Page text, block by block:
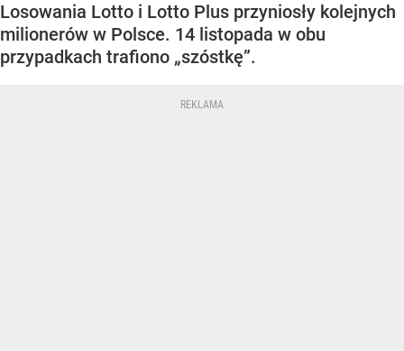
Losowania Lotto i Lotto Plus przyniosły kolejnych
milionerów w Polsce. 14 listopada w obu
przypadkach trafiono „szóstkę”.